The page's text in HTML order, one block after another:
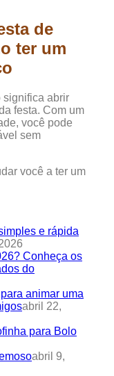
de
ter um
significa abrir
festa. Com um
você pode
sem
você a ter um
e rápida
Conheça os
do
animar uma
abril 22,
para Bolo
abril 9,